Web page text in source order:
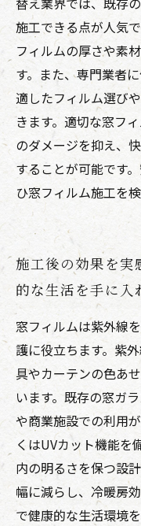
施工できる点が人気
フィルムの厚さや素
す。また、専門業者
適したフィルム選び
きます。適切な窓フ
のダメージを抑え、
することが可能です
ひ窓フィルム施工を
施工後の効果を実
的な生活を手に入
窓フィルムは紫外線
護に役立ちます。紫
具やカーテンの色あ
います。既存の窓ガ
や商業施設での利用
くはUVカット機能を
内の明るさを保つ設
幅に減らし、冷暖房
で健康的な生活環境